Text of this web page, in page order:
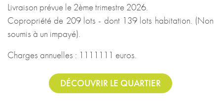
Livraison prévue le 2ème trimestre 2026.
Copropriété de 209 lots - dont 139 lots habitation. (Non
soumis à un impayé).
Charges annuelles : 1111111 euros.
DÉCOUVRIR LE QUARTIER